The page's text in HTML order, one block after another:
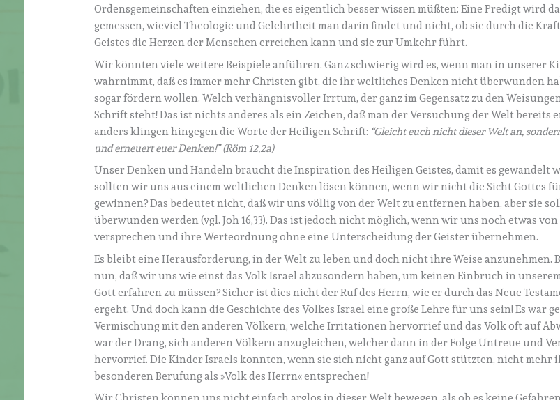
Ordensgemeinschaften einziehen, die es eigentlich besser wissen müßten: Eine Predigt wird
gemessen, wieviel Theologie und Gelehrtheit man darin findet und nicht, ob sie durch die
Geistes die Herzen der Menschen erreichen kann und sie zur Umkehr führt.
Wir könnten viele weitere Beispiele anführen. Ganz schwierig wird es, wenn man in unserer
wahrnimmt, daß es immer mehr Christen gibt, die ihr weltliches Denken nicht überwunden
sogar fördern wollen. Welch verhängnisvoller Irrtum, der ganz im Gegensatz zu den
Schrift steht! Das ist nichts anderes als ein Zeichen, daß man der Versuchung der Welt bereits
anders klingen hingegen die Worte der Heiligen Schrift: “Gleicht euch nicht dieser Welt an,
und erneuert euer Denken!”(Röm 12,2a)
Unser Denken und Handeln braucht die Inspiration des Heiligen Geistes, damit es gewandelt
sollten wir uns aus einem weltlichen Denken lösen können, wenn wir nicht die Sicht Gottes
gewinnen? Das bedeutet nicht, daß wir uns völlig von der Welt zu entfernen haben, aber sie
überwunden werden (vgl. Joh 16,33). Das ist jedoch nicht möglich, wenn wir uns noch etwas
versprechen und ihre Werteordnung ohne eine Unterscheidung der Geister übernehmen.
Es bleibt eine Herausforderung, in der Welt zu leben und doch nicht ihre Weise anzunehmen.
nun, daß wir uns wie einst das Volk Israel abzusondern haben, um keinen Einbruch in
Gott erfahren zu müssen? Sicher ist dies nicht der Ruf des Herrn, wie er durch das Neue
ergeht. Und doch kann die Geschichte des Volkes Israel eine große Lehre für uns sein! Es war
Vermischung mit den anderen Völkern, welche Irritationen hervorrief und das Volk oft auf
war der Drang, sich anderen Völkern anzugleichen, welcher dann in der Folge Untreue und
hervorrief. Die Kinder Israels konnten, wenn sie sich nicht ganz auf Gott stützten, nicht mehr
besonderen Berufung als »Volk des Herrn« entsprechen!